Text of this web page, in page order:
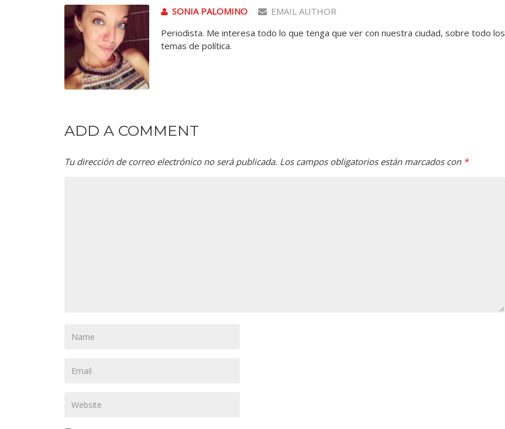
SONIA PALOMINO
EMAIL AUTHOR
Periodista. Me interesa todo lo que tenga que ver con nuestra ciudad, sobre todo los
temas de política.
ADD A COMMENT
Tu dirección de correo electrónico no será publicada. Los campos obligatorios están marcados con *